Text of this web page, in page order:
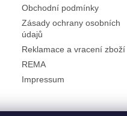
Obchodní podmínky
Zásady ochrany osobních
údajů
Reklamace a vracení zboží
REMA
Impressum